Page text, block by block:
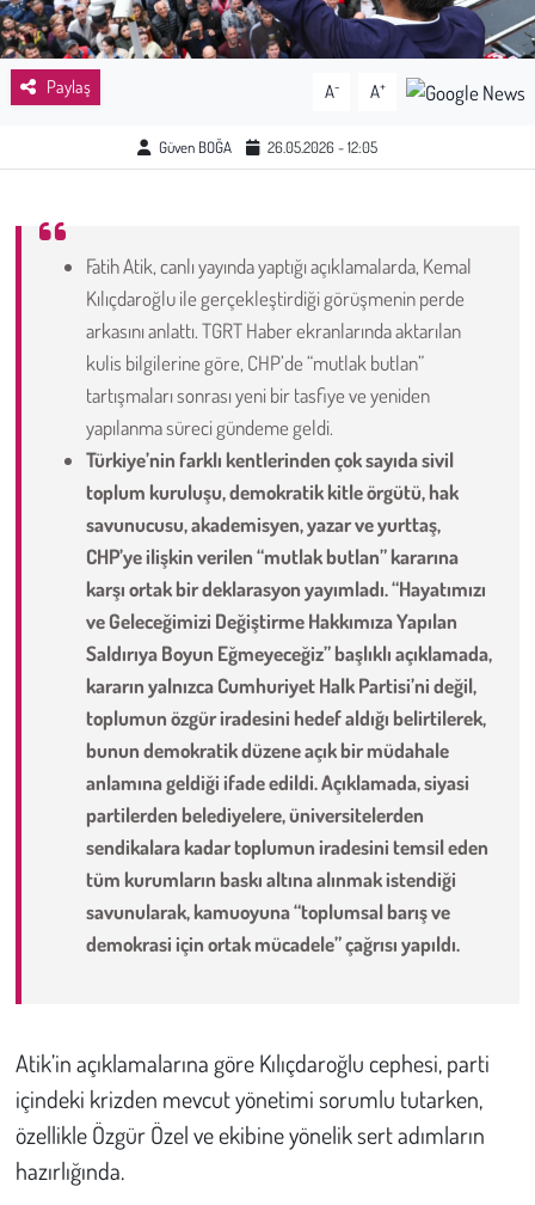
Paylaş A- A+
Güven BOĞA 26.05.2026 - 12:05
Fatih Atik, canlı yayında yaptığı açıklamalarda, Kemal
Kılıçdaroğlu ile gerçekleştirdiği görüşmenin perde
arkasını anlattı. TGRT Haber ekranlarında aktarılan
kulis bilgilerine göre, CHP’de “mutlak butlan”
tartışmaları sonrası yeni bir tasfiye ve yeniden
yapılanma süreci gündeme geldi.
Türkiye’nin farklı kentlerinden çok sayıda sivil
toplum kuruluşu, demokratik kitle örgütü, hak
savunucusu, akademisyen, yazar ve yurttaş,
CHP’ye ilişkin verilen “mutlak butlan” kararına
karşı ortak bir deklarasyon yayımladı. “Hayatımızı
ve Geleceğimizi Değiştirme Hakkımıza Yapılan
Saldırıya Boyun Eğmeyeceğiz” başlıklı açıklamada,
kararın yalnızca Cumhuriyet Halk Partisi’ni değil,
toplumun özgür iradesini hedef aldığı belirtilerek,
bunun demokratik düzene açık bir müdahale
anlamına geldiği ifade edildi. Açıklamada, siyasi
partilerden belediyelere, üniversitelerden
sendikalara kadar toplumun iradesini temsil eden
tüm kurumların baskı altına alınmak istendiği
savunularak, kamuoyuna “toplumsal barış ve
demokrasi için ortak mücadele” çağrısı yapıldı.
Atik’in açıklamalarına göre Kılıçdaroğlu cephesi, parti
içindeki krizden mevcut yönetimi sorumlu tutarken,
özellikle Özgür Özel ve ekibine yönelik sert adımların
hazırlığında.
Kültür Sanat
Bilim - Teknoloji
İnsan Hakları
Hayvan Hakları
Çevre
Galeri
Günün İçinden
Vefat İlanları
Tarih
Hukuk
Tarım
Son Dakika
Eğlence